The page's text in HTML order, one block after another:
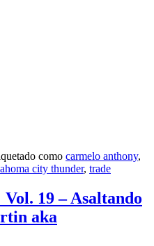
como carmelo anthony,
city thunder, trade
19 – Asaltando
aka